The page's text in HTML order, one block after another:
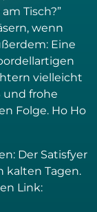
Tisch?”
wenn
Eine
vielleicht
und frohe
Folge. Ho Ho
Der Satisfyer
kalten Tagen.
Link: